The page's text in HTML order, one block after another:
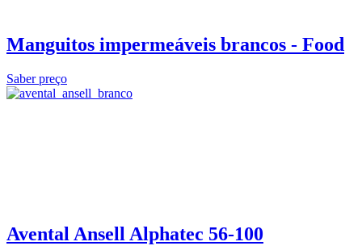
Manguitos impermeáveis brancos - Food
Saber preço
Avental Ansell Alphatec 56-100